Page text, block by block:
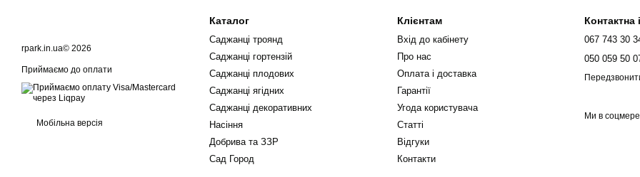
rpark.in.ua© 2026
Приймаємо до оплати
Мобільна версія
Каталог
Саджанці троянд
Саджанці гортензій
Саджанці плодових
Саджанці ягідних
Саджанці декоративних
Насіння
Добрива та ЗЗР
Сад Город
Клієнтам
Вхід до кабінету
Про нас
Оплата і доставка
Гарантії
Угода користувача
Статті
Відгуки
Контакти
Контактна
067 743 30
050 059 50
Ми в